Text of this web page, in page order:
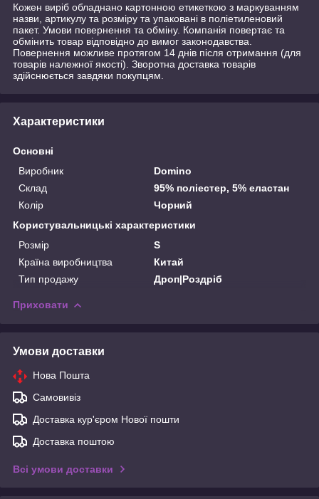
Кожен виріб обладнано картонною етикеткою з маркуванням
назви, артикулу та розміру та упаковані в поліетиленовий
пакет. Умови повернення та обміну. Компанія повертає та
обмінить товар відповідно до вимог законодавства.
Повернення можливе протягом 14 днів після отримання (для
товарів належної якості). Зворотна доставка товарів
здійснюється завдяки покупцям.
Характеристики
Основні
Виробник
Domino
Склад
95% поліестер, 5% еластан
Колір
Чорний
Користувальницькі характеристики
Розмір
S
Країна виробництва
Китай
Тип продажу
Дроп|Роздріб
Приховати
Умови доставки
Нова Пошта
Самовивіз
Доставка кур'єром Нової пошти
Доставка поштою
Всі умови доставки